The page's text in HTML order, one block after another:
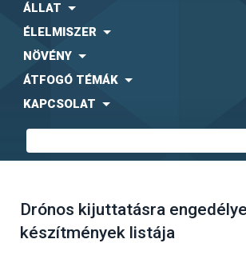
ÁLLAT
ÉLELMISZER
NÖVÉNY
ÁTFOGÓ TÉMÁK
KAPCSOLAT
Drónos kijuttatásra
készítmények listája